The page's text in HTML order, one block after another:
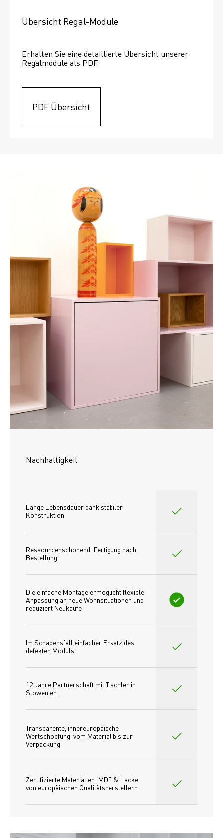
Übersicht Regal-Module
Erhalten Sie eine detaillierte Übersicht unserer
Regalmodule als PDF.
PDF Übersicht
Nachhaltigkeit
Lange Lebensdauer dank stabiler
Konstruktion
Ressourcenschonend: Fertigung nach
Bestellung
Die einfache Montage ermöglicht flexible
Anpassung an neue Wohnsituationen und
reduziert Neukäufe
Im Schadensfall einfacher Ersatz des
defekten Moduls
12 Jahre Partnerschaft mit Tischler in
Slowenien
Transparente, innereuropäische
Wertschöpfung, vom Material bis zur
Verpackung
Zertifizierte Materialien: MDF & Lacke
von europäischen Qualitätsherstellern